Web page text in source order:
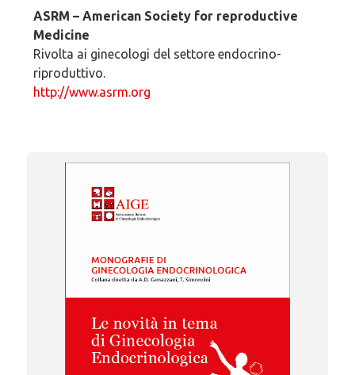
ASRM – American Society for reproductive
Medicine
Rivolta ai ginecologi del settore endocrino-
riproduttivo.
http://www.asrm.org